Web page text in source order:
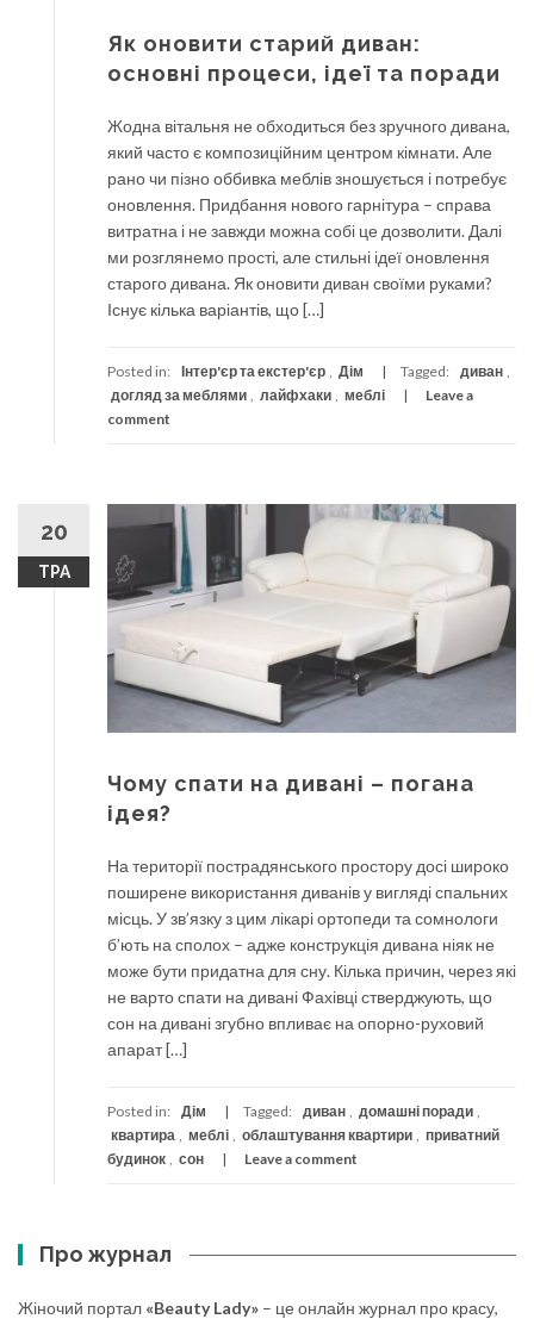
Як оновити старий диван:
основні процеси, ідеї та поради
Жодна вітальня не обходиться без зручного дивана,
який часто є композиційним центром кімнати. Але
рано чи пізно оббивка меблів зношується і потребує
оновлення. Придбання нового гарнітура – справа
витратна і не завжди можна собі це дозволити. Далі
ми розглянемо прості, але стильні ідеї оновлення
старого дивана. Як оновити диван своїми руками?
Існує кілька варіантів, що […]
Posted in: Інтер'єр та екстер'єр , Дім Tagged: диван ,
догляд за меблями , лайфхаки , меблі
Leave a
comment
20
ТРА
Чому спати на дивані – погана
ідея?
На території пострадянського простору досі широко
поширене використання диванів у вигляді спальних
місць. У зв’язку з цим лікарі ортопеди та сомнологи
б’ють на сполох – адже конструкція дивана ніяк не
може бути придатна для сну. Кілька причин, через які
не варто спати на дивані Фахівці стверджують, що
сон на дивані згубно впливає на опорно-руховий
апарат […]
Posted in: Дім Tagged: диван домашні поради
квартира
меблі облаштування квартири
приватний
будинок
сон Leave a comment
Про журнал
Жіночий портал «Beauty Lady» – це онлайн журнал про красу,